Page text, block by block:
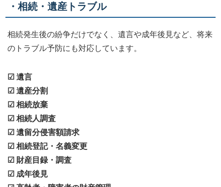
・相続・遺産トラブル
相続発生後の紛争だけでなく、遺言や成年後見など、将来
のトラブル予防にも対応しています。
☑ 遺言
☑ 遺産分割
☑ 相続放棄
☑ 相続人調査
☑ 遺留分侵害額請求
☑ 相続登記・名義変更
☑ 財産目録・調査
☑ 成年後見